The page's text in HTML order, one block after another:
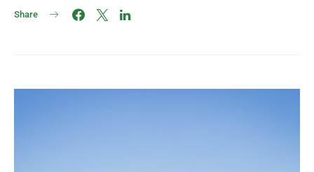
Share